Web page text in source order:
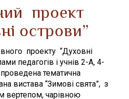
проект
острови”
проекту “Духовні
педагогів і учнів 2-А, 4-
тематична
вистава “Зимові свята”, з
вертепом, чарівною